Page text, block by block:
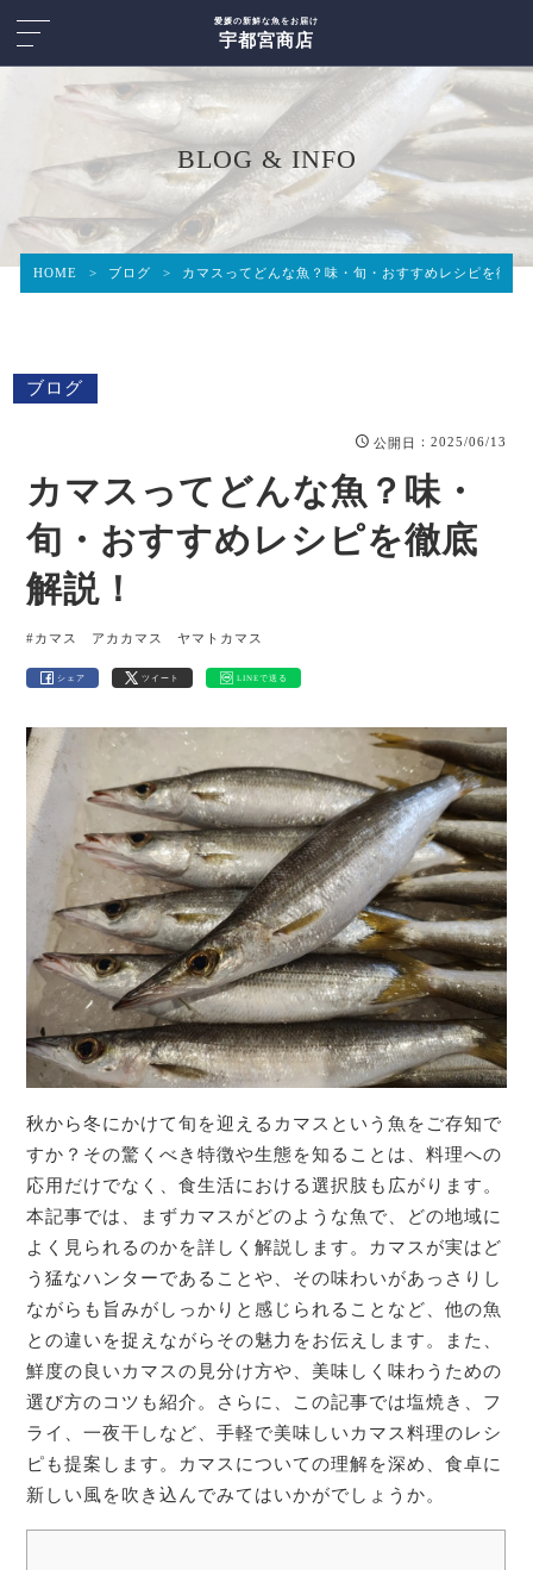
愛媛の新鮮な魚をお届け
宇都宮商店
BLOG & INFO
HOME > ブログ > カマスってどんな魚？味・旬・おすすめレシピを徹底
ブログ
公開日 ：2025/06/13
カマスってどんな魚？味・
旬・おすすめレシピを徹底
解説！
#カマス アカカマス ヤマトカマス
シェア ツイート LINEで送る
秋から冬にかけて旬を迎えるカマスという魚をご存知で
すか？その驚くべき特徴や生態を知ることは、料理への
応用だけでなく、食生活における選択肢も広がります。
本記事では、まずカマスがどのような魚で、どの地域に
よく見られるのかを詳しく解説します。カマスが実はど
う猛なハンターであることや、その味わいがあっさりし
ながらも旨みがしっかりと感じられることなど、他の魚
との違いを捉えながらその魅力をお伝えします。また、
鮮度の良いカマスの見分け方や、美味しく味わうための
選び方のコツも紹介。さらに、この記事では塩焼き、フ
ライ、一夜干しなど、手軽で美味しいカマス料理のレシ
ピも提案します。カマスについての理解を深め、食卓に
新しい風を吹き込んでみてはいかがでしょうか。